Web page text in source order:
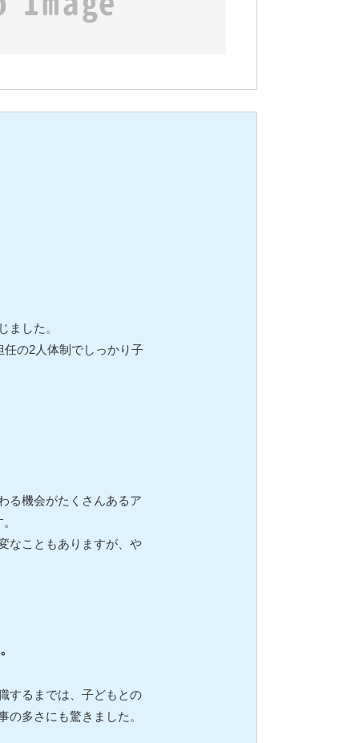
ました。
の2人体制でしっかり子
る機会がたくさんあるア
なこともありますが、や
するまでは、子どもとの
多さにも驚きました。